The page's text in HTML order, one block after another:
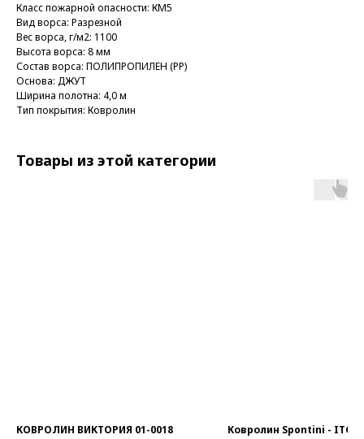
Класс пожарной опасности: КМ5
Вид ворса: Разрезной
Вес ворса, г/м2: 1100
Высота ворса: 8 мм
Состав ворса: ПОЛИПРОПИЛЕН (PP)
Основа: ДЖУТ
Ширина полотна: 4,0 м
Тип покрытия: Ковролин
Товары из этой категории
КОВРОЛИН ВИКТОРИЯ 01-0018
Ковролин Spontini - ITC